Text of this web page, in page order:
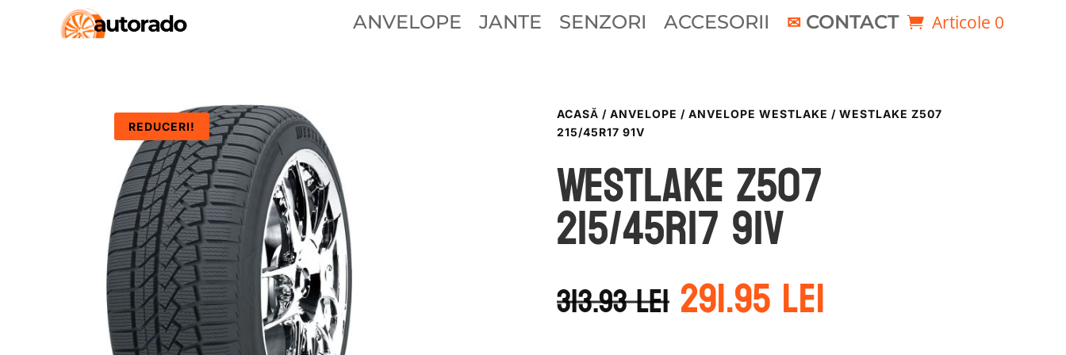
ANVELOPE JANTE SENZORI ACCESORII CONTACT Articole 0
REDUCERI!
ACASĂ / ANVELOPE / ANVELOPE WESTLAKE / WESTLAKE Z507
215/45R17 91V
WestLake Z507
215/45R17 91V
313.93leiPrețul
inițial
a
fost:
291.95lei